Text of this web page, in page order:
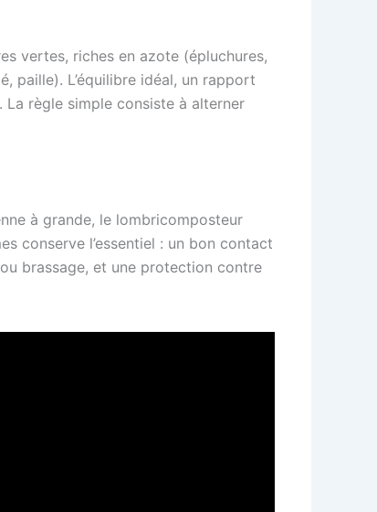
vertes, riches en azote (épluchures,
paille). L’équilibre idéal, un rapport
règle simple consiste à alterner
à grande, le lombricomposteur
conserve l’essentiel : un bon contact
brassage, et une protection contre